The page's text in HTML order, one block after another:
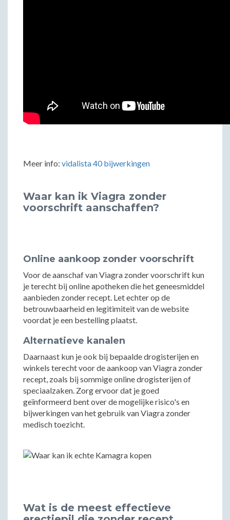
Meer info: vidalista 40 bijwerkingen
Waar kan ik Viagra zonder
voorschrift aanschaffen?
Online aankoop zonder voorschrift
Voor de aanschaf van Viagra zonder voorschrift kun
je terecht bij online apotheken die het geneesmiddel
aanbieden zonder recept. Let echter op de
betrouwbaarheid en legitimiteit van de website
voordat je een bestelling plaatst.
Alternatieve kanalen
Daarnaast kun je ook bij bepaalde drogisterijen en
winkels terecht voor de aankoop van Viagra zonder
recept, zoals bij sommige online drogisterijen of
speciaalzaken. Zorg ervoor dat je goed
geïnformeerd bent over de mogelijke risico's en
bijwerkingen van het gebruik van Viagra zonder
medisch toezicht.
Wat is de meest effectieve